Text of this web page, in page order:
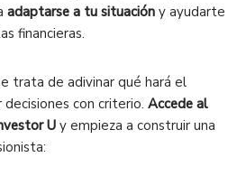
adaptarse a tu situación y ayudarte
financieras.
trata de adivinar qué hará el
con criterio. Accede al
U y empieza a construir una